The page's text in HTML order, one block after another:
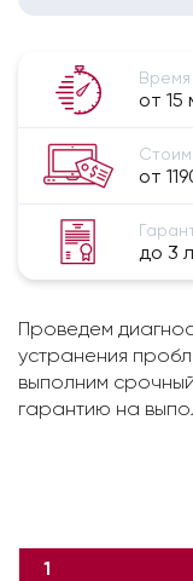
от 15
от
до 3
Проведем
устранения
выполним
гарантию на
1